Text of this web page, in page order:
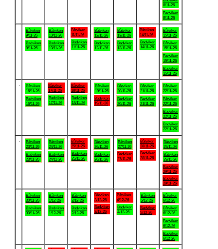
8/11-26
Badviken
8/11-26
Båtviken
9/11-26
Badviken
9/11-26
Båtviken
10/11-26
Badviken
10/11-26
Båtviken
11/11-26
Badviken
11/11-26
Båtviken
12/11-26
Badviken
12/11-26
Båtviken
13/11-26
Badviken
13/11-26
Båtviken
14/11-26
Badviken
14/11-26
Båtviken
15/11-26
Båtviken
15/11-26
Badviken
15/11-26
Badviken
15/11-26
Båtviken
16/11-26
Badviken
16/11-26
Båtviken
17/11-26
Badviken
17/11-26
Båtviken
18/11-26
Badviken
18/11-26
Båtviken
19/11-26
Badviken
19/11-26
Båtviken
20/11-26
Badviken
20/11-26
Båtviken
21/11-26
Badviken
21/11-26
Båtviken
22/11-26
Båtviken
22/11-26
Badviken
22/11-26
Badviken
22/11-26
Båtviken
23/11-26
Badviken
23/11-26
Båtviken
24/11-26
Badviken
24/11-26
Båtviken
25/11-26
Badviken
25/11-26
Båtviken
26/11-26
Badviken
26/11-26
Båtviken
27/11-26
Badviken
27/11-26
Båtviken
28/11-26
Badviken
28/11-26
Båtviken
29/11-26
Båtviken
29/11-26
Badviken
29/11-26
Badviken
29/11-26
Båtviken
30/11-26
Badviken
30/11-26
Båtviken
1/12-26
Badviken
1/12-26
Båtviken
2/12-26
Badviken
2/12-26
Båtviken
3/12-26
Badviken
3/12-26
Båtviken
4/12-26
Badviken
4/12-26
Båtviken
5/12-26
Badviken
5/12-26
Båtviken
6/12-26
Båtviken
6/12-26
Badviken
6/12-26
Badviken
6/12-26